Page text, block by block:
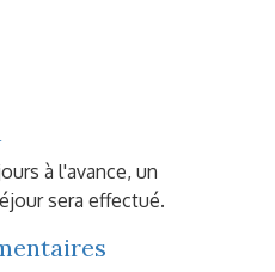
à l'avance, un
sera effectué.